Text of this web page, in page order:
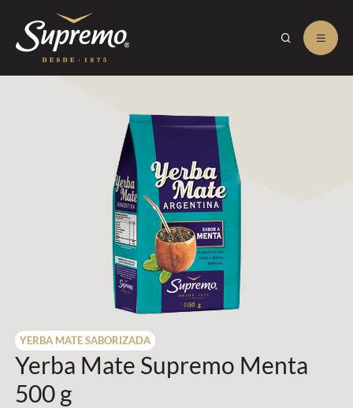
YERBA MATE SABORIZADA
Yerba Mate Supremo Menta
500 g